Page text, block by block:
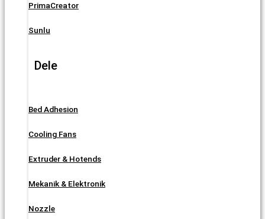
PrimaCreator
Sunlu
Dele
Bed Adhesion
Cooling Fans
Extruder & Hotends
Mekanik & Elektronik
Nozzle